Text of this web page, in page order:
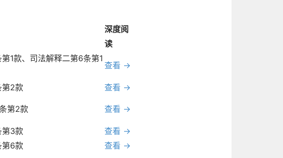
深度阅
读
1款、司法解释二第6条第1
查看 →
第2款 查看 →
第2款 查看 →
第3款
查看 →
第6款 查看 →